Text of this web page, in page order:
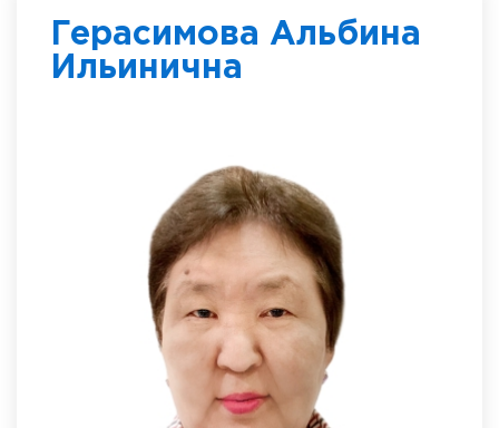
Герасимова Альбина
Ильинична